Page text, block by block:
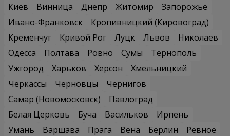
Киев
Винница Днепр Житомир
Запорожье
Ивано-Франковск
Кропивницкий (Кировоград)
Кременчуг
Кривой Рог Луцк Львов
Николаев
Одесса
Полтава Ровно Сумы
Тернополь
Ужгород
Харьков Херсон
Хмельницкий
Черкассы
Черновцы
Чернигов
Самар (Новомосковск)
Павлоград
Белая Церковь
Буча Васильков
Ирпень
Умань
Варшава Прага Вена Берлин
Ревное